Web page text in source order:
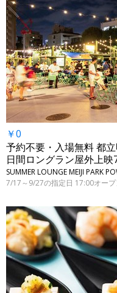
￥0
予約不要・入場無料 都
日間ロングラン屋外上映
7/17～9/27の指定日 17:00オープ